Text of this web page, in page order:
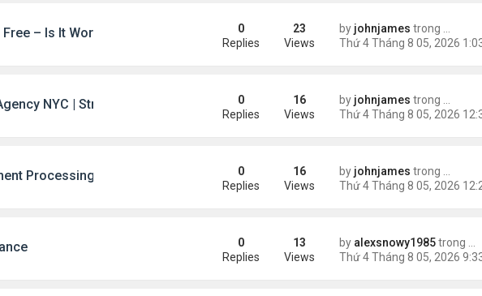
– Is It Worth Doing Before Filing? by johnjames trong
0
Replies
23
Views
NYC | Strategic Online Growth by Fastest Logo by johnjames trong
0
Replies
16
Views
Processing: Why Businesses Choose Swyft POS by johnjames trong
0
Replies
16
Views
by alexsnowy1985trong
0
Replies
13
Views